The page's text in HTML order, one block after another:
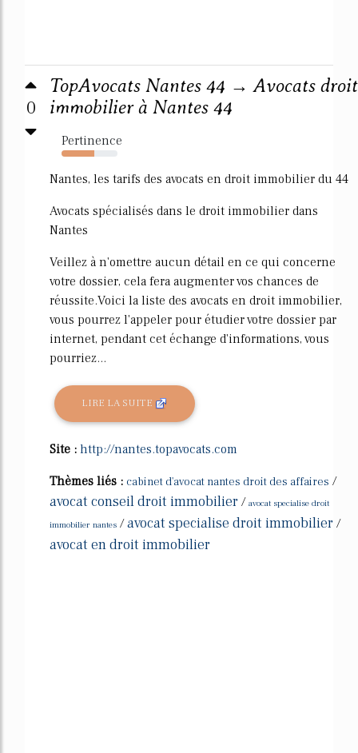
0
TopAvocats Nantes 44 → Avocats droit
immobilier à Nantes 44
Pertinence
58%
Nantes, les tarifs des avocats en droit immobilier du 44
Avocats spécialisés dans le droit immobilier dans
Nantes
Veillez à n'omettre aucun détail en ce qui concerne
votre dossier, cela fera augmenter vos chances de
réussite.Voici la liste des avocats en droit immobilier,
vous pourrez l'appeler pour étudier votre dossier par
internet, pendant cet échange d'informations, vous
pourriez...
LIRE LA SUITE
Site : http://nantes.topavocats.com
Thèmes liés : cabinet d'avocat nantes droit des affaires /
avocat conseil droit immobilier / avocat specialise droit
immobilier nantes /avocat specialise droit immobilier /
avocat en droit immobilier